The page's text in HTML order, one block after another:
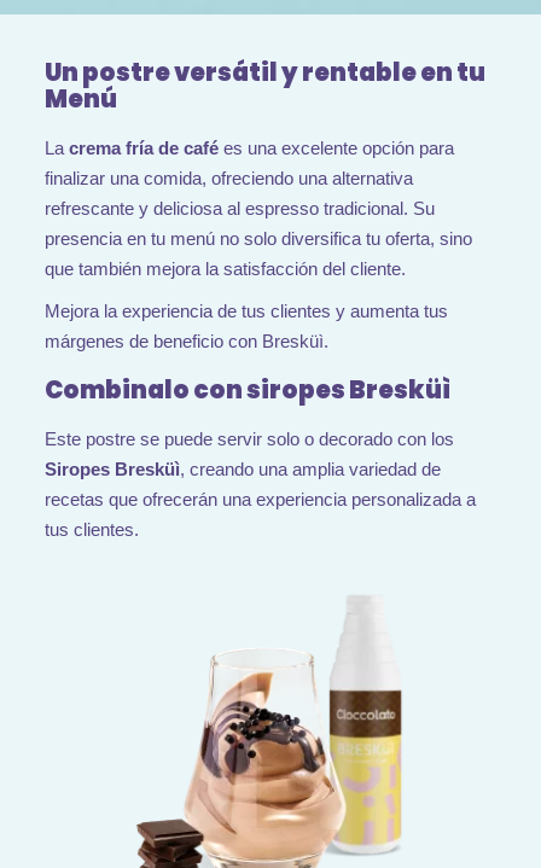
Un postre versátil y rentable en tu
Menú
La crema fría de café es una excelente opción para
finalizar una comida, ofreciendo una alternativa
refrescante y deliciosa al espresso tradicional. Su
presencia en tu menú no solo diversifica tu oferta, sino
que también mejora la satisfacción del cliente.
Mejora la experiencia de tus clientes y aumenta tus
márgenes de beneficio con Bresküì.
Combinalo con siropes Bresküì
Este postre se puede servir solo o decorado con los
Siropes Bresküì, creando una amplia variedad de
recetas que ofrecerán una experiencia personalizada a
tus clientes.